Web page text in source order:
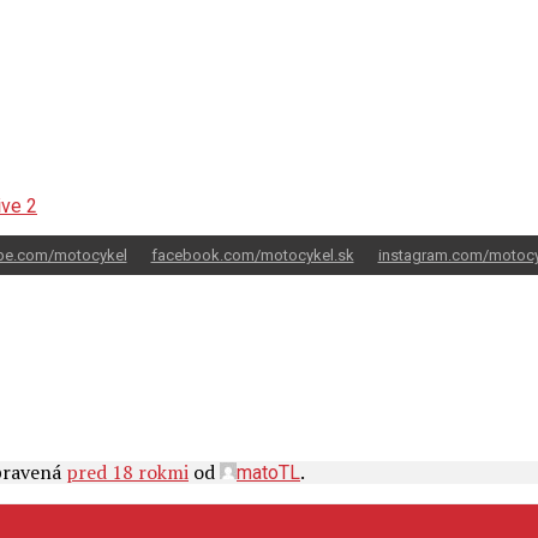
motocykel facebook.com/motocykel.sk instagram.com/
pred 18 rokmi od matoTL.